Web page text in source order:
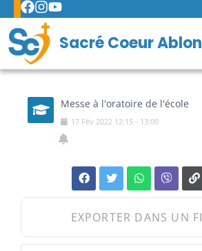
Sacré Coeur Ablon
Messe à l'oratoire de l'école
17 Fév 2022 12:15 - 13:00
EXPORTER DANS UN